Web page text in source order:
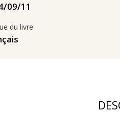
11‏/09‏/2014
du livre